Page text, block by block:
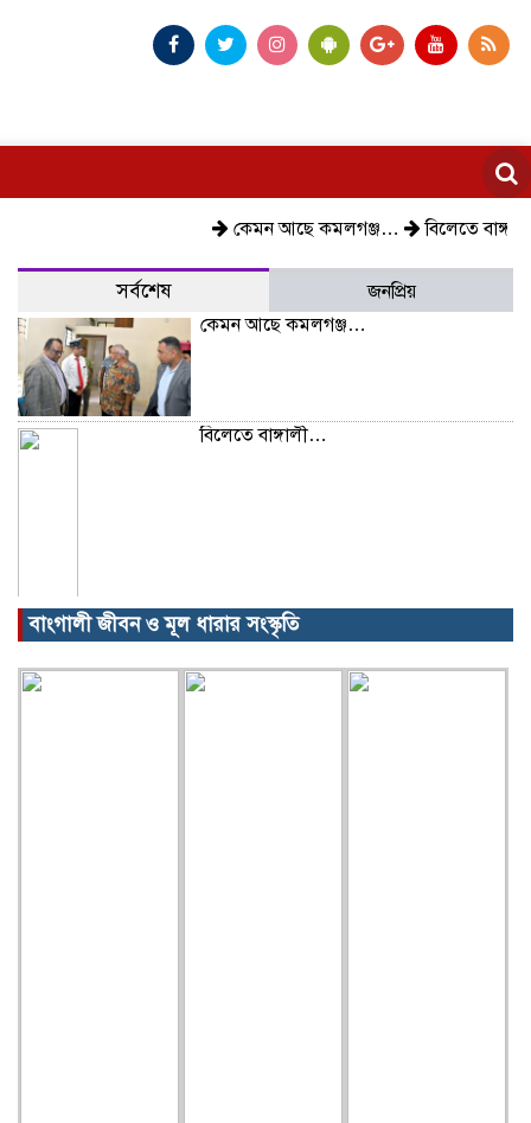
কেমন আছে কমলগঞ্জ… বিলেতে বাঙ্গালী…
সর্বশেষ
জনপ্রিয়
কেমন আছে কমলগঞ্জ…
বিলেতে বাঙ্গালী…
বাংগালী জীবন ও মূল ধারার সংস্কৃতি